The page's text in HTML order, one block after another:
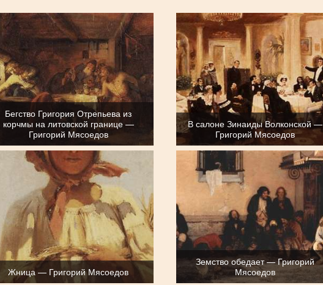
Бегство Григория Отрепьева из
корчмы на литовской границе —
Григорий Мясоедов
В салоне Зинаиды Волконской —
Григорий Мясоедов
Жница — Григорий Мясоедов
Земство обедает — Григорий
Мясоедов